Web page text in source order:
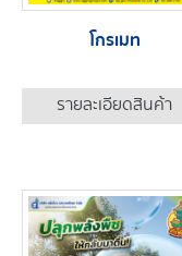
โกรเมท
รายละเอียดสินค้า